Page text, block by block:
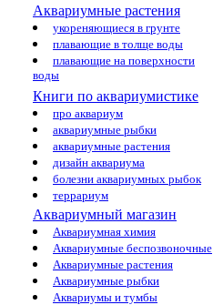
Аквариумные растения
укореняющиеся в грунте
плавающие в толще воды
плавающие на поверхности
воды
Книги по аквариумистике
про аквариум
аквариумные рыбки
аквариумные растения
дизайн аквариума
болезни аквариумных рыбок
террариум
Аквариумный магазин
Аквариумная химия
Аквариумные беспозвоночные
Аквариумные растения
Аквариумные рыбки
Аквариумы и тумбы